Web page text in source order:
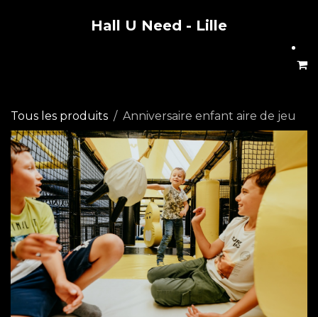
Hall U Need - Lille
Tous les produits Anniversaire enfant aire de jeu